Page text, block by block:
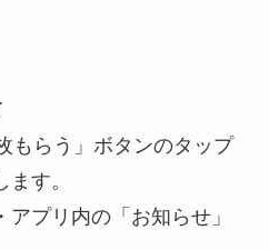
もらう」ボタンのタップ
す。
プリ内の「お知らせ」